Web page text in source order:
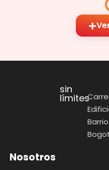
sin
límites
Nosotros